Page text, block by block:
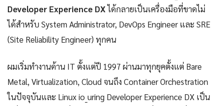
Developer Experience DXได้กลายเป็นเครื่องมือที่ขาดไม่
ได้สำหรับ System Administrator, DevOps Engineer และ SRE
(Site Reliability Engineer) ทุกคน
ผมเริ่มทำงานด้าน IT ตั้งแต่ปี 1997 ผ่านมาทุกยุคตั้งแต่ Bare
Metal, Virtualization, Cloud จนถึง Container Orchestration
ในปัจจุบันและ Linux io_uring Developer Experience DX เป็น